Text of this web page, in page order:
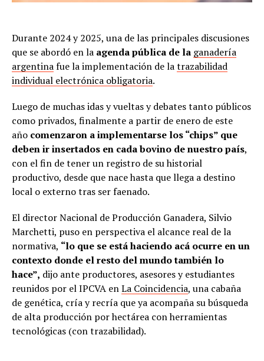
Durante 2024 y 2025, una de las principales discusiones
que se abordó en la agenda pública de la ganadería
argentinafue la implementación de latrazabilidad
individual electrónica obligatoria.
Luego de muchas idas y vueltas y debates tanto públicos
como privados, finalmente a partir de enero de este
año comenzaron a implementarse los “chips” que
deben ir insertados en cada bovino de nuestro país,
con el fin de tener un registro de su historial
productivo, desde que nace hasta que llega a destino
local o externo tras ser faenado.
El director Nacional de Producción Ganadera, Silvio
Marchetti, puso en perspectiva el alcance real de la
normativa, “lo que se está haciendo acá ocurre en un
contexto donde el resto del mundo también lo
hace”, dijo ante productores, asesores y estudiantes
reunidos por el IPCVA enLa Coincidencia, una cabaña
de genética, cría y recría que ya acompaña su búsqueda
de alta producción por hectárea con herramientas
tecnológicas (con trazabilidad).